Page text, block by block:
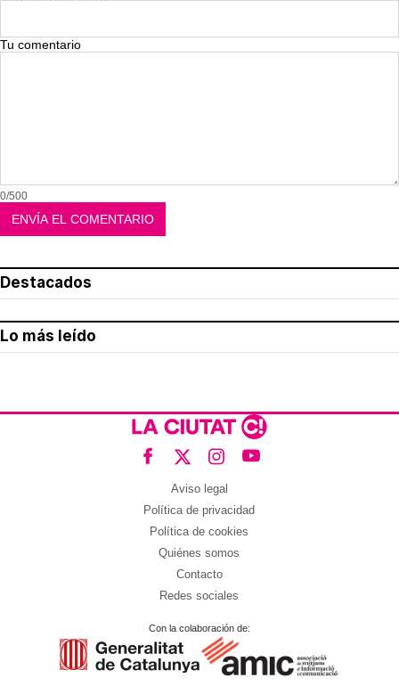
Tu comentario
0/500
Destacados
Lo más leído
Aviso legal
Política de privacidad
Política de cookies
Quiénes somos
Contacto
Redes sociales
Con la colaboración de: